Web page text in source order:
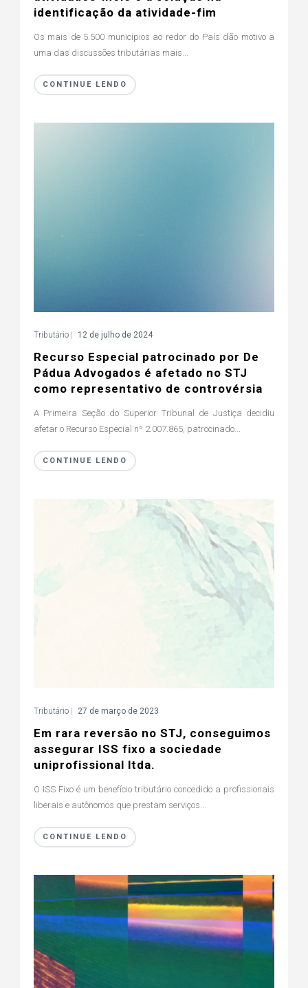
identificação da atividade-fim
Os mais de 5.500 municípios ao redor do País dão motivo a
uma das discussões tributárias mais...
CONTINUE LENDO
Tributário| 12 de julho de 2024
Recurso Especial patrocinado por De
Pádua Advogados é afetado no STJ
como representativo de controvérsia
A Primeira Seção do Superior Tribunal de Justiça decidiu
afetar o Recurso Especial nº 2.007.865, patrocinado...
CONTINUE LENDO
Tributário| 27 de março de 2023
Em rara reversão no STJ, conseguimos
assegurar ISS fixo a sociedade
uniprofissional ltda.
O ISS Fixo é um benefício tributário concedido a profissionais
liberais e autônomos que prestam serviços...
CONTINUE LENDO